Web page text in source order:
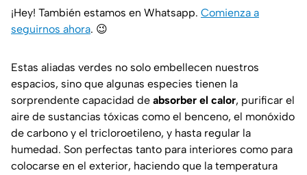
¡Hey! También estamos en Whatsapp. Comienza a
seguirnos ahora. 😉
Estas aliadas verdes no solo embellecen nuestros
espacios, sino que algunas especies tienen la
sorprendente capacidad de absorber el calor, purificar el
aire de sustancias tóxicas como el benceno, el monóxido
de carbono y el tricloroetileno, y hasta regular la
humedad. Son perfectas tanto para interiores como para
colocarse en el exterior, haciendo que la temperatura